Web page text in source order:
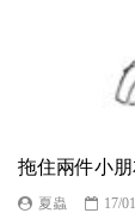
拖住兩件小
夏蟲
17/